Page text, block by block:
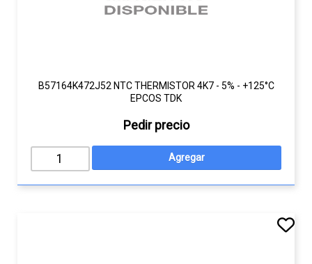
B57164K472J52 NTC THERMISTOR 4K7 - 5% - +125°C
EPCOS TDK
Pedir precio